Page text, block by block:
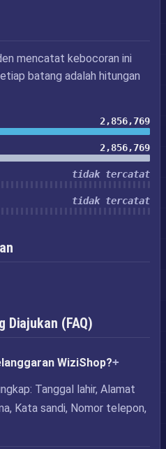
mencatat kebocoran ini
batang adalah hitungan
2,856,769
2,856,769
tidak tercatat
tidak tercatat
Diajukan (FAQ)
WiziShop?
Tanggal lahir, Alamat
Kata sandi, Nomor telepon,